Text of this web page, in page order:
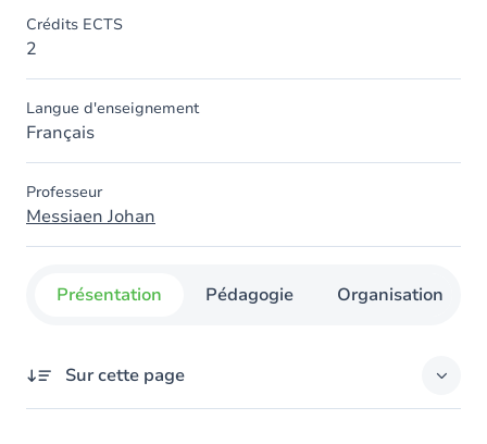
Crédits ECTS
2
Langue d'enseignement
Français
Professeur
Messiaen Johan
Présentation Pédagogie Organisation
Sur cette page